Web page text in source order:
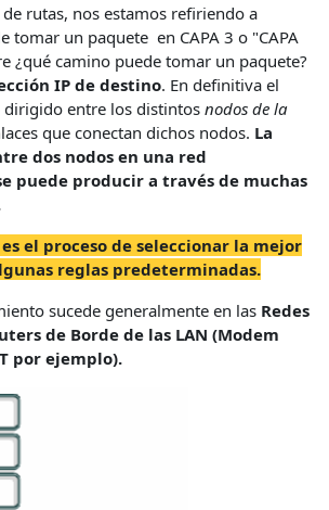
rutas, nos estamos refiriendo a
tomar un paquete en CAPA 3 o "CAPA
¿qué camino puede tomar un paquete?
IP de destino. En definitiva el
dirigido entre los distintos nodos de la
que conectan dichos nodos. La
dos nodos en una red
puede producir a través de muchas
el proceso de seleccionar la mejor
reglas predeterminadas.
sucede generalmente en las Redes
de Borde de las LAN (Modem
por ejemplo).